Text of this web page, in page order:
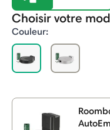
Choisir votre
Couleur: